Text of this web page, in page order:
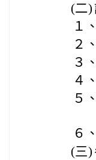
(二)
１、
２、
３、
４、
５、
６、
(三)